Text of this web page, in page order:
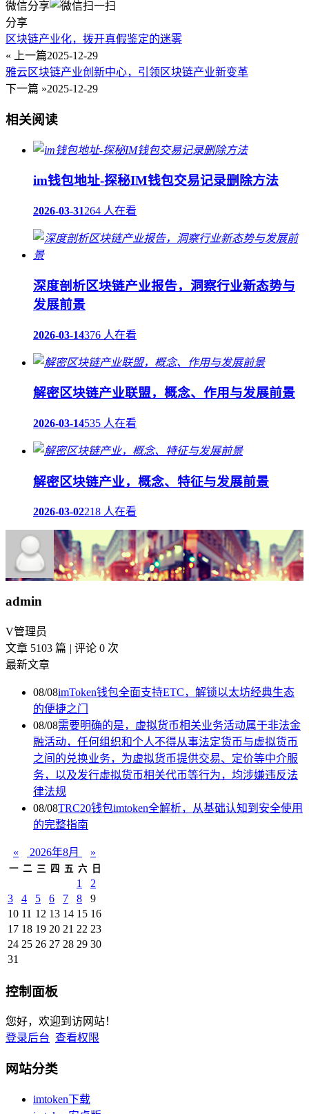
微信分享
分享
区块链产业化，拨开真假鉴定的迷雾
« 上一篇2025-12-29
雅云区块链产业创新中心，引领区块链产业新变革
下一篇 »2025-12-29
相关阅读
im钱包地址-探秘IM钱包交易记录删除方法
2026-03-31264 人在看
深度剖析区块链产业报告，洞察行业新态势与
发展前景
2026-03-14376 人在看
解密区块链产业联盟，概念、作用与发展前景
2026-03-14535 人在看
解密区块链产业，概念、特征与发展前景
2026-03-02218 人在看
admin
V管理员
文章 5103 篇 | 评论 0 次
最新文章
08/08imToken钱包全面支持ETC，解锁以太坊经典生态
的便捷之门
08/08需要明确的是，虚拟货币相关业务活动属于非法金
融活动，任何组织和个人不得从事法定货币与虚拟货币
之间的兑换业务，为虚拟货币提供交易、定价等中介服
务，以及发行虚拟货币相关代币等行为，均涉嫌违反法
律法规
08/08TRC20钱包imtoken全解析，从基础认知到安全使用
的完整指南
« 2026年8月 »
一 二 三 四 五 六 日
1
2
3
4 5 6 7 8
9
10 11 12 13 14 15 16
17 18 19 20 21 22 23
24 25 26 27 28 29 30
31
控制面板
您好，欢迎到访网站！
登录后台 查看权限
网站分类
imtoken下载